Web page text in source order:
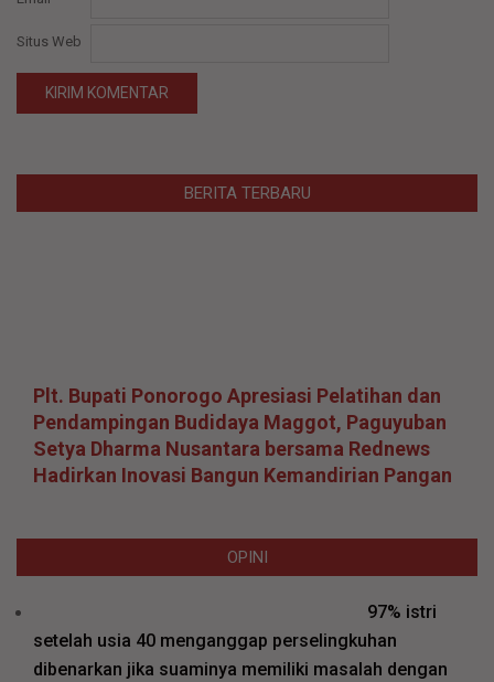
Situs Web
BERITA TERBARU
Plt. Bupati Ponorogo Apresiasi Pelatihan dan
Pendampingan Budidaya Maggot, Paguyuban
Setya Dharma Nusantara bersama Rednews
Hadirkan Inovasi Bangun Kemandirian Pangan
OPINI
97% istri
setelah usia 40 menganggap perselingkuhan
dibenarkan jika suaminya memiliki masalah dengan